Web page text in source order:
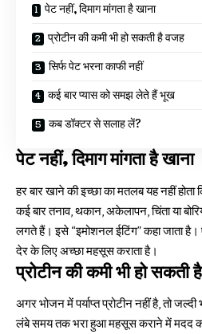
पेट नहीं, दिमाग मांगता है खाना
प्रोटीन की कमी भी हो सकती है वजह
सिर्फ पेट भरना काफी नहीं
कई बार प्यास को समझ लेते हैं भूख
कब डॉक्टर से सलाह लें?
पेट नहीं, दिमाग मांगता है खाना
हर बार खाने की इच्छा का मतलब यह नहीं
कई बार तनाव, थकान, अकेलापन, चिंता या
लगते हैं। इसे “इमोशनल ईटिंग” कहा जाता है।
देर के लिए अच्छा महसूस कराता है।
प्रोटीन की कमी भी हो सकती
अगर भोजन में पर्याप्त प्रोटीन नहीं है, तो
लंबे समय तक भरा हुआ महसूस कराने में मदद